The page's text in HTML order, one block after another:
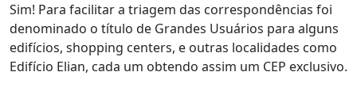
Sim! Para facilitar a triagem das correspondências foi
denominado o título de Grandes Usuários para alguns
edifícios, shopping centers, e outras localidades como
Edifício Elian, cada um obtendo assim um CEP exclusivo.